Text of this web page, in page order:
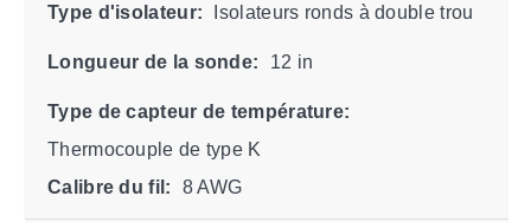
Type d'isolateur: Isolateurs ronds à double trou
Longueur de la sonde: 12 in
Type de capteur de température:
Thermocouple de type K
Calibre du fil:
8 AWG